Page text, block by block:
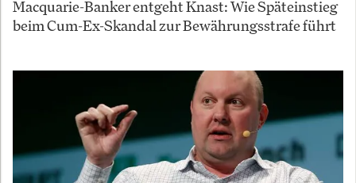
Macquarie-Banker entgeht Knast: Wie Späteinstieg
beim Cum-Ex-Skandal zur Bewährungsstrafe führt